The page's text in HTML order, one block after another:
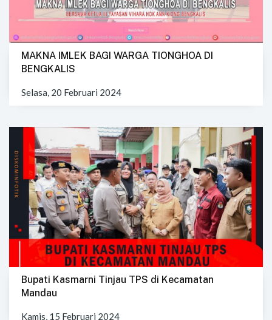
MAKNA IMLEK BAGI WARGA TIONGHOA DI
BENGKALIS
Selasa, 20 Februari 2024
Bupati Kasmarni Tinjau TPS di Kecamatan
Mandau
Kamis, 15 Februari 2024